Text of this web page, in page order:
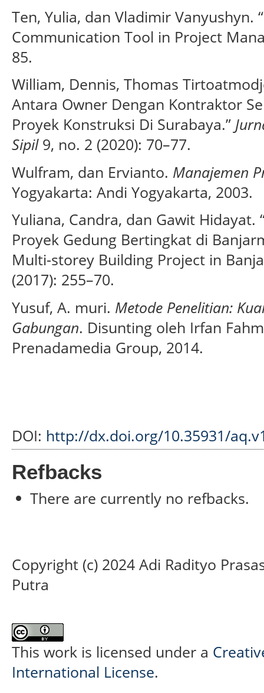
Ten, Yulia, dan Vladimir Vanyushyn.
Communication Tool in Project
85.
William, Dennis, Thomas
Antara Owner Dengan Kontraktor
Proyek Konstruksi Di Surabaya.”
Sipil9, no. 2 (2020): 70–77.
Wulfram, dan Ervianto. Manajemen
Yogyakarta: Andi Yogyakarta, 2003.
Yuliana, Candra, dan Gawit Hidayat.
Proyek Gedung Bertingkat di
Multi-storey Building Project in
(2017): 255–70.
Yusuf, A. muri. Metode Penelitian:
Gabungan. Disunting oleh Irfan
Prenadamedia Group, 2014.
DOI: http://dx.doi.org/10.35931/
Refbacks
There are currently no refbacks.
Copyright (c) 2024 Adi Radityo
Putra
This work is licensed under a
International License.